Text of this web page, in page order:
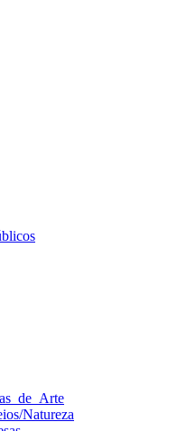
Natureza